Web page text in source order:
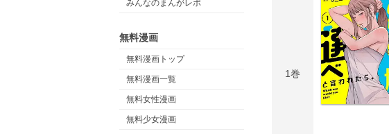
みんなのまんがレポ
無料漫画
無料漫画トップ
無料漫画一覧
無料女性漫画
無料少女漫画
1巻